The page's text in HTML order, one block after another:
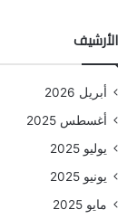
الأرشيف
أبريل 2026
أغسطس 2025
يوليو 2025
يونيو 2025
مايو 2025